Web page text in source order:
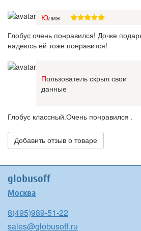
Юлия
Глобус очень понравился! Дочке
надеюсь ей тоже понравится!
Пользователь скрыл свои
данные
Глобус классный.Очень понравился .
Добавить отзыв о товаре
globusoff
Москва
8(495)989-51-22
sales@globusoff.ru